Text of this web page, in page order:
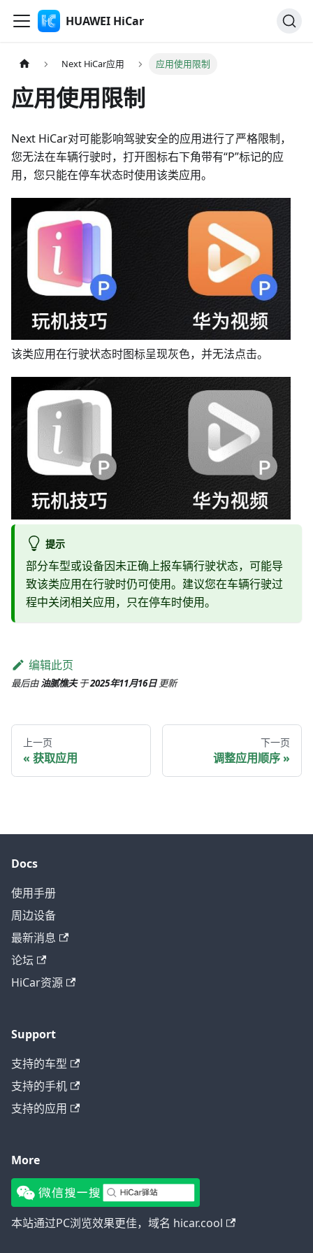
HUAWEI HiCar
Next HiCar应用 应用使用限制
应用使用限制
Next HiCar对可能影响驾驶安全的应用进行了严格限制，
您无法在车辆行驶时，打开图标右下角带有“P”标记的应
用，您只能在停车状态时使用该类应用。
该类应用在行驶状态时图标呈现灰色，并无法点击。
提示
部分车型或设备因未正确上报车辆行驶状态，可能导
致该类应用在行驶时仍可使用。建议您在车辆行驶过
程中关闭相关应用，只在停车时使用。
编辑此页
最后由油腻樵夫 于2025年11月16日 更新
上一页
获取应用
下一页
调整应用顺序
Docs
使用手册
周边设备
最新消息
论坛
HiCar资源
Support
支持的车型
支持的手机
支持的应用
More
本站通过PC浏览效果更佳，域名 hicar.cool